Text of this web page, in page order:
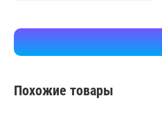
Похожие товары